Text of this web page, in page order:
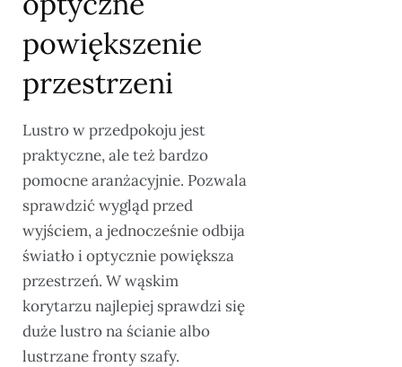
powiększenie
przestrzeni
Lustro w przedpokoju jest
praktyczne, ale też bardzo
pomocne aranżacyjnie. Pozwala
sprawdzić wygląd przed
wyjściem, a jednocześnie odbija
światło i optycznie powiększa
przestrzeń. W wąskim
korytarzu najlepiej sprawdzi się
duże lustro na ścianie albo
lustrzane fronty szafy.